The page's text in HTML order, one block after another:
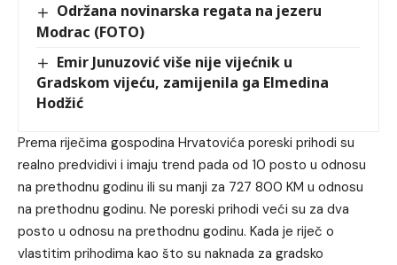
Održana novinarska regata na jezeru
Modrac (FOTO)
Emir Junuzović više nije vijećnik u
Gradskom vijeću, zamijenila ga Elmedina
Hodžić
Prema riječima gospodina Hrvatovića poreski prihodi su
realno predvidivi i imaju trend pada od 10 posto u odnosu
na prethodnu godinu ili su manji za 727 800 KM u odnosu
na prethodnu godinu. Ne poreski prihodi veći su za dva
posto u odnosu na prethodnu godinu. Kada je riječ o
vlastitim prihodima kao što su naknada za gradsko